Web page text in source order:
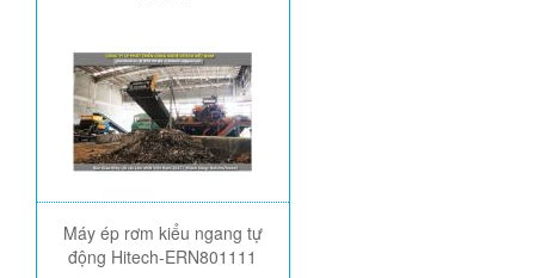
Máy ép rơm kiểu ngang tự
động Hitech-ERN801111